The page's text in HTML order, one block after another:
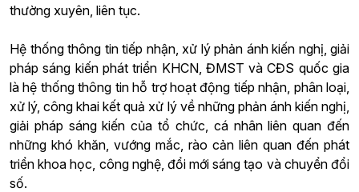
thường xuyên, liên tục.
Hệ thống thông tin tiếp nhận, xử lý phản ánh kiến nghị, giải
pháp sáng kiến phát triển KHCN, ĐMST và CĐS quốc gia
là hệ thống thông tin hỗ trợ hoạt động tiếp nhận, phân loại,
xử lý, công khai kết quả xử lý về những phản ánh kiến nghị,
giải pháp sáng kiến của tổ chức, cá nhân liên quan đến
những khó khăn, vướng mắc, rào cản liên quan đến phát
triển khoa học, công nghệ, đổi mới sáng tạo và chuyển đổi
số.